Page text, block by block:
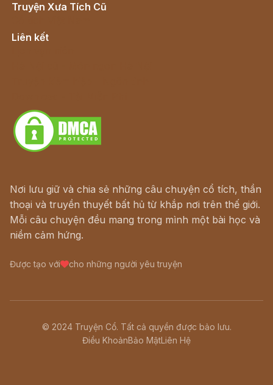
Truyện Xưa Tích Cũ
Liên kết
Nơi lưu giữ và chia sẻ những câu chuyện cổ tích, thần
thoại và truyền thuyết bất hủ từ khắp nơi trên thế giới.
Mỗi câu chuyện đều mang trong mình một bài học và
niềm cảm hứng.
Được tạo với cho những người yêu truyện
© 2024 Truyện Cổ. Tất cả quyền được bảo lưu.
Điều KhoảnBảo MậtLiên Hệ